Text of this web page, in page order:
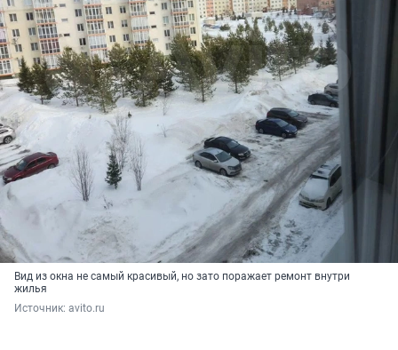
Вид из окна не самый красивый, но зато поражает ремонт внутри
жилья
Источник: avito.ru